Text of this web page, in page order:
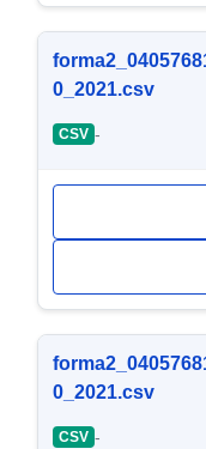
0_2021.csv
CSV -
0_2021.csv
CSV -